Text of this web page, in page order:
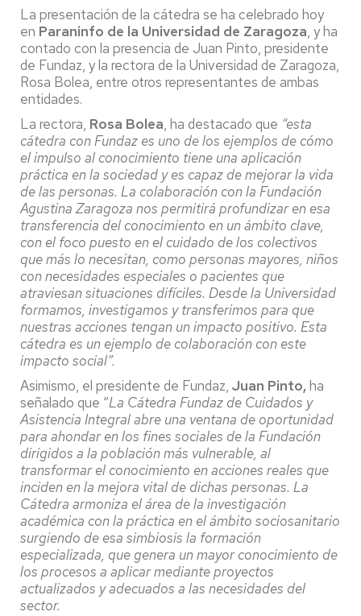
La presentación de la cátedra se ha celebrado hoy
en Paraninfo de la Universidad de Zaragoza, y ha
contado con la presencia de Juan Pinto, presidente
de Fundaz, y la rectora de la Universidad de Zaragoza,
Rosa Bolea, entre otros representantes de ambas
entidades.
La rectora, Rosa Bolea, ha destacado que “esta
cátedra con Fundaz es uno de los ejemplos de cómo
el impulso al conocimiento tiene una aplicación
práctica en la sociedad y es capaz de mejorar la vida
de las personas. La colaboración con la Fundación
Agustina Zaragoza nos permitirá profundizar en esa
transferencia del conocimiento en un ámbito clave,
con el foco puesto en el cuidado de los colectivos
que más lo necesitan, como personas mayores, niños
con necesidades especiales o pacientes que
atraviesan situaciones difíciles. Desde la Universidad
formamos, investigamos y transferimos para que
nuestras acciones tengan un impacto positivo. Esta
cátedra es un ejemplo de colaboración con este
impacto social”.
Asimismo, el presidente de Fundaz, Juan Pinto,ha
señalado que “La Cátedra Fundaz de Cuidados y
Asistencia Integral abre una ventana de oportunidad
para ahondar en los fines sociales de la Fundación
dirigidos a la población más vulnerable, al
transformar el conocimiento en acciones reales que
inciden en la mejora vital de dichas personas. La
Cátedra armoniza el área de la investigación
académica con la práctica en el ámbito sociosanitario
surgiendo de esa simbiosis la formación
especializada, que genera un mayor conocimiento de
los procesos a aplicar mediante proyectos
actualizados y adecuados a las necesidades del
sector.